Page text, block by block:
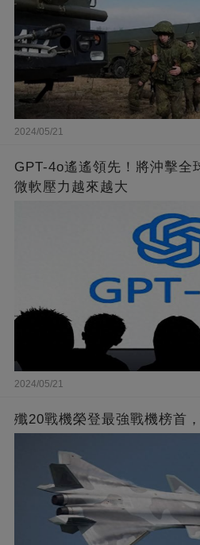
2024/05/21
GPT-4o遙遙領先！將沖擊全
微軟壓力越來越大
2024/05/21
殲20戰機榮登最強戰機榜首